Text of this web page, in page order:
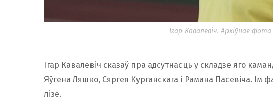
Ігар Кавалевіч. Архіўнае
Ігар Кавалевіч сказаў пра адсутнасць у складзе яго
Яўгена Ляшко, Сяргея Курганскага і Рамана Пасевіча. Ім
лізе.